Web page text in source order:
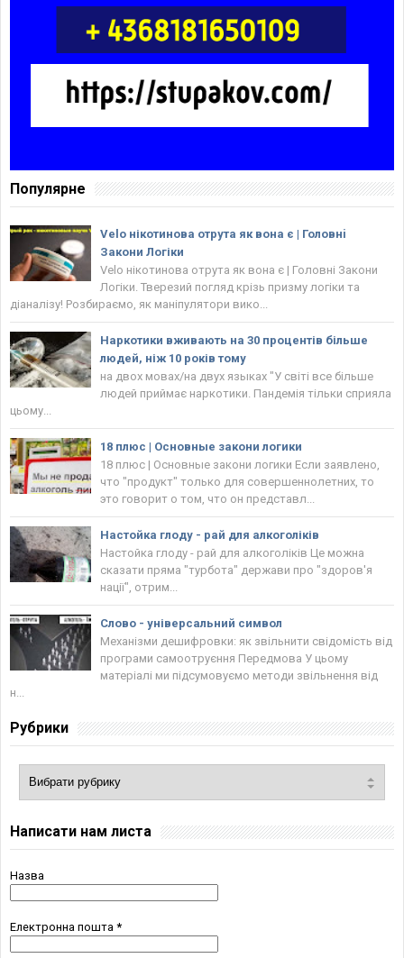
Популярне
Velo нікотинова отрута як вона є | Головнi
Закони Логіки
Velo нікотинова отрута як вона є | Головнi Закони
Логіки. Тверезий погляд крізь призму логіки та
діаналізу! Розбираємо, як маніпулятори вико...
Наркотики вживають на 30 процентів більше
людей, ніж 10 років тому
на двох мовах/на двух языках "У світі все більше
людей приймає наркотики. Пандемія тільки сприяла
цьому...
18 плюс | Основные закони логики
18 плюс | Основные закони логики Если заявлено,
что "продукт" только для совершеннолетних, то
это говорит о том, что он представл...
Настойка глоду - рай для алкоголіків
Настойка глоду - рай для алкоголіків Це можна
сказати пряма "турбота" держави про "здоров'я
нації", отрим...
Слово - універсальний символ
Механізми дешифровки: як звільнити свідомість від
програми самоотруєння Передмова У цьому
матеріалі ми підсумовуємо методи звільнення від
н...
Рубрики
Написати нам листа
Назва
Електронна пошта *